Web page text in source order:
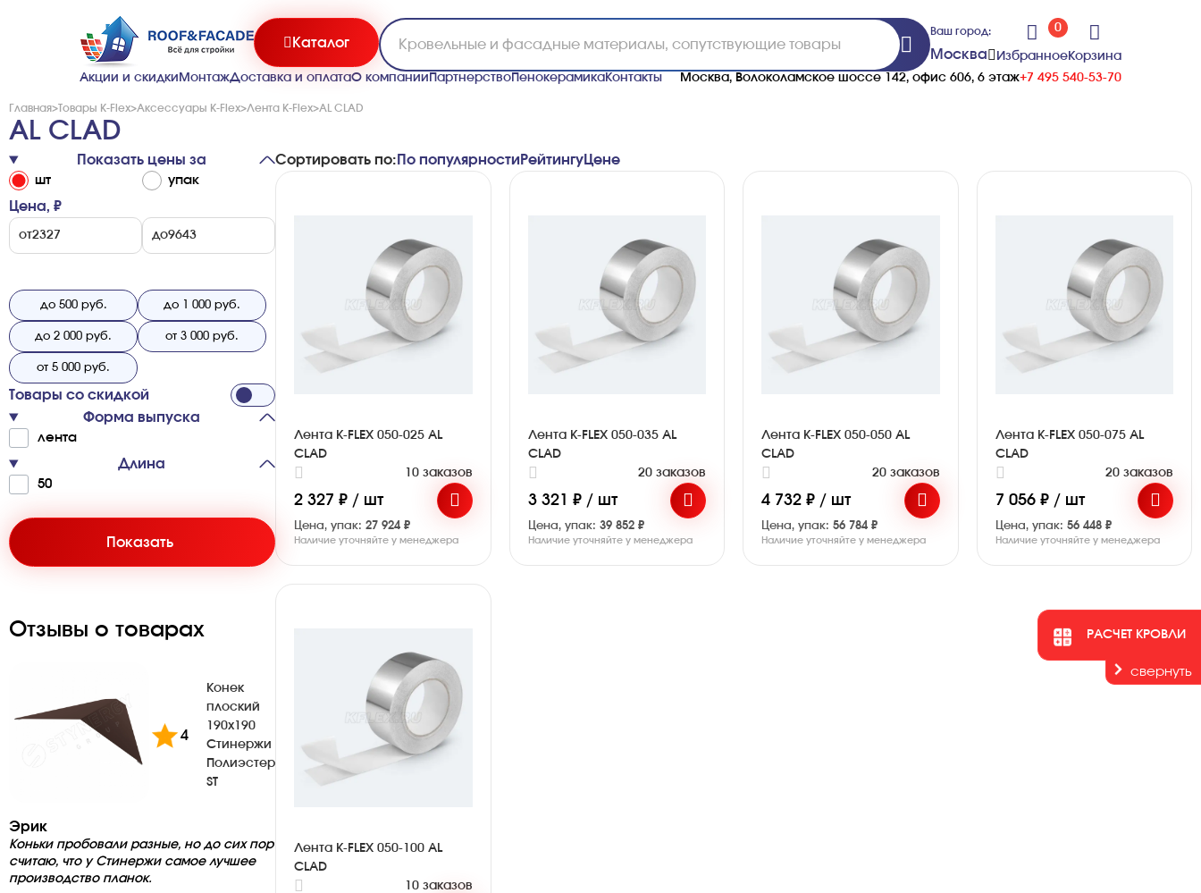
РАСЧЕТ КРОВЛИ
свернуть
Каталог
Ваш город:
Москва
0
ИзбранноеКорзина
Акции и скидки МонтажДоставка и оплатаО компании ПартнерствоПенокерамикаКонтакты Москва, Волоколамское шоссе 142, офис 606, 6 этаж+7 495 540-53-70
Главная>Товары K-Flex>Аксессуары K-Flex>Лента K-Flex>AL CLAD
AL CLAD
Показать цены за
шт упак
Цена, ₽
от до
до 500 руб. до 1 000 руб.
до 2 000 руб. от 3 000 руб.
от 5 000 руб.
Товары со скидкой
Форма выпуска
ле­нта
Длина
50
Показать
Отзывы о товарах
Конек
плоский
190х190
Стинержи
Полиэстер
ST
4
Эрик
Коньки пробовали разные, но до сих пор
считаю, что у Стинержи самое лучшее
производство планок.
Сортировать по: По популярности РейтингуЦенe
Лента K-FLEX 050-025 AL
CLAD
10 заказов
2 327 ₽ / шт
Цена, упак: 27 924 ₽
Наличие уточняйте у менеджера
Лента K-FLEX 050-035 AL
CLAD
20 заказов
3 321 ₽ / шт
Цена, упак: 39 852 ₽
Наличие уточняйте у менеджера
Лента K-FLEX 050-050 AL
CLAD
20 заказов
4 732 ₽ / шт
Цена, упак: 56 784 ₽
Наличие уточняйте у менеджера
Лента K-FLEX 050-075 AL
CLAD
20 заказов
7 056 ₽ / шт
Цена, упак: 56 448 ₽
Наличие уточняйте у менеджера
Лента K-FLEX 050-100 AL
CLAD
10 заказов